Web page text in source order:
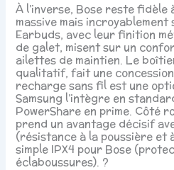
À l’inverse, Bose reste fidèle
massive mais
Earbuds, avec leur finition
de galet, misent sur un
ailettes de maintien. Le
qualitatif, fait une
recharge sans fil est une
Samsung l’intègre en
PowerShare en prime. Côté
prend un avantage décisif
(résistance à la poussière et
simple IPX4 pour Bose
éclaboussures). ?